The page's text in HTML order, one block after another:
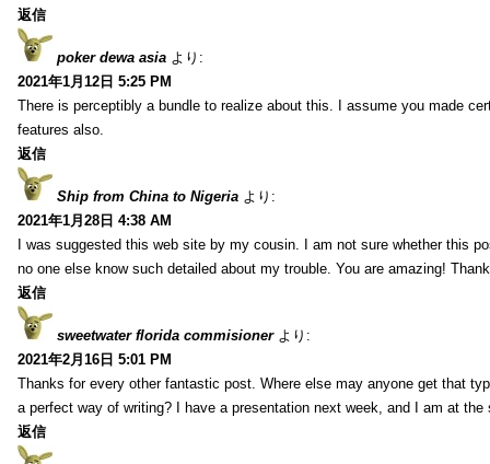
返信
poker dewa asia より:
2021年1月12日 5:25 PM
There is perceptibly a bundle to realize about this. I assume you made
features also.
返信
Ship from China to Nigeria より:
2021年1月28日 4:38 AM
I was suggested this web site by my cousin. I am not sure whether this
no one else know such detailed about my trouble. You are amazing!
返信
sweetwater florida commisioner より:
2021年2月16日 5:01 PM
Thanks for every other fantastic post. Where else may anyone get that
a perfect way of writing? I have a presentation next week, and I am at the
返信